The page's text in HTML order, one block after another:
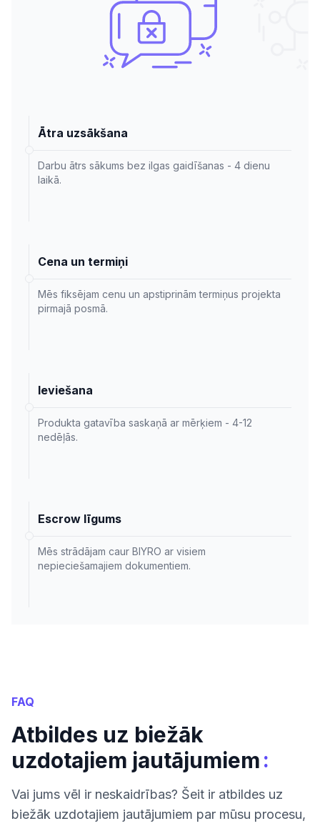
Ātra uzsākšana
Darbu ātrs sākums bez ilgas gaidīšanas - 4 dienu
laikā.
Cena un termiņi
Mēs fiksējam cenu un apstiprinām termiņus projekta
pirmajā posmā.
Ieviešana
Produkta gatavība saskaņā ar mērķiem - 4-12
nedēļās.
Escrow līgums
Mēs strādājam caur BIYRO ar visiem
nepieciešamajiem dokumentiem.
FAQ
Atbildes uz biežāk
uzdotajiem jautājumiem:
Vai jums vēl ir neskaidrības? Šeit ir atbildes uz
biežāk uzdotajiem jautājumiem par mūsu procesu,